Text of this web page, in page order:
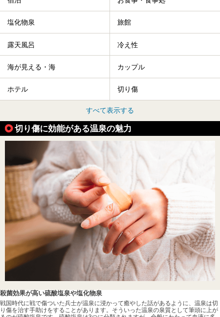
塩化物泉 旅館
露天風呂 冷え性
海が見える・海 カップル
ホテル 切り傷
すべて表示する
切り傷に効能がある温泉の魅力
殺菌効果が高い硫酸塩泉や塩化物泉
戦国時代に戦で傷ついた兵士が温泉に浸かって癒やした話があるように、温泉は切
り傷を治す手助けをすることがあります。そういった温泉の泉質として筆頭に上が